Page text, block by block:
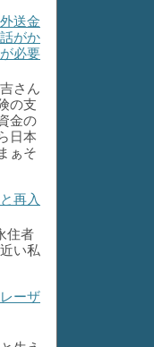
送金
がか
必要
さん
の支
金の
日本
ぁそ
再入
住者
い私
ーザ